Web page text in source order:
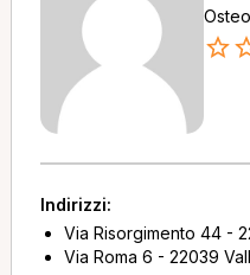
Indirizzi:
Via Risorgimento 44 -
Via Roma 6 - 22039